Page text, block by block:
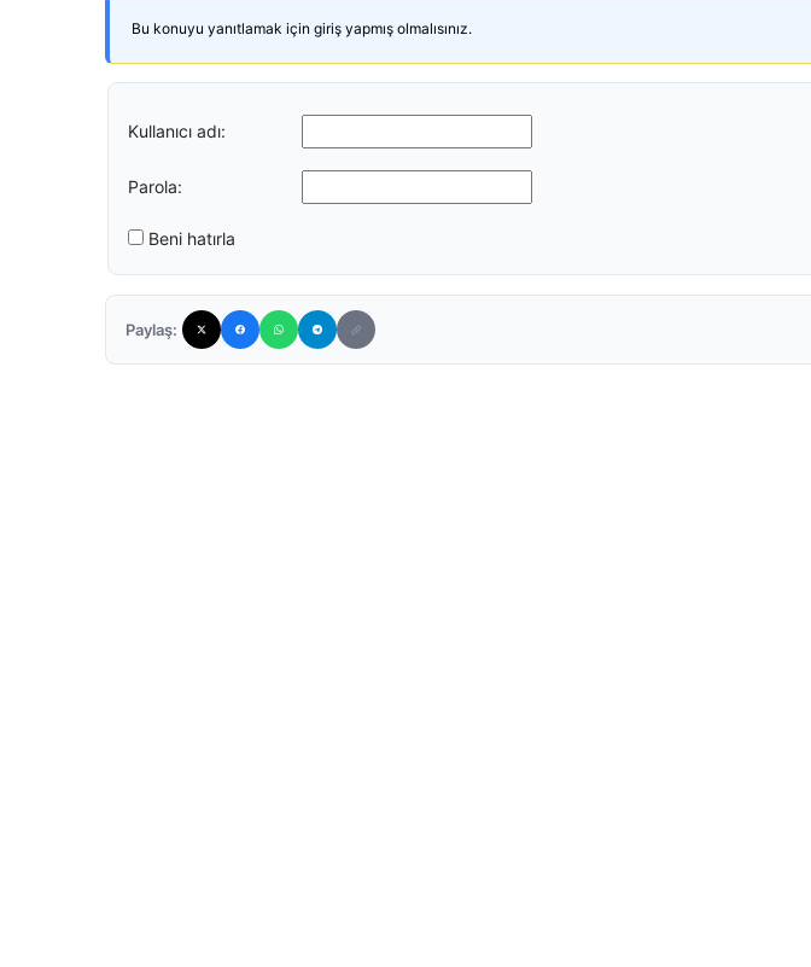
Bu konuyu yanıtlamak için giriş yapmış olmalısınız.
Kullanıcı adı:
Parola:
Beni hatırla
Paylaş: